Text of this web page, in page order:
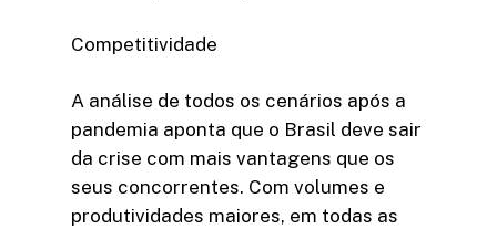
Competitividade
A análise de todos os cenários após a
pandemia aponta que o Brasil deve sair
da crise com mais vantagens que os
seus concorrentes. Com volumes e
produtividades maiores, em todas as